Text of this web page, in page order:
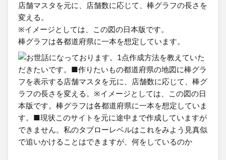
店舗マスタを元に、店舗数に応じて、棒グラフの長さを
変える。
※イメージとしては、この図の日本版です。
棒グラフは各都道府県に一本を想定しています。​